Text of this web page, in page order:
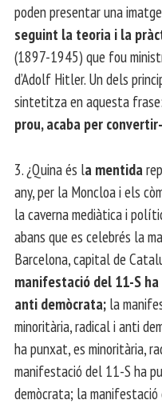
poden presentar una
seguint la teoria i la
(1897-1945) que fou
d’Adolf Hitler. Un dels
sintetitza en aquesta frase:
prou, acaba per
3. ¿Quina és la mentida
any, per la Moncloa i els
la caverna mediàtica i
abans que es celebrés la
Barcelona, capital de
manifestació del 11-S
anti demòcrata; la
minoritària, radical i anti
ha punxat, es minoritària,
manifestació del 11-S ha
demòcrata; la